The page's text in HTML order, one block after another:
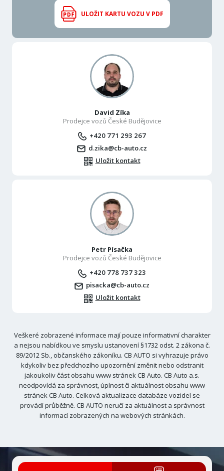
ULOŽIT KARTU VOZU V PDF
David Zíka
Prodejce vozů České Budějovice
+420 771 293 267
d.zika@cb-auto.cz
Uložit kontakt
Petr Písačka
Prodejce vozů České Budějovice
+420 778 737 323
pisacka@cb-auto.cz
Uložit kontakt
Veškeré zobrazené informace mají pouze informativní charakter
a nejsou nabídkou ve smyslu ustanovení §1732 odst. 2 zákona č.
89/2012 Sb., občanského zákoníku. CB AUTO si vyhrazuje právo
kdykoliv bez předchozího upozornění změnit nebo odstranit
jakoukoliv část obsahu www stránek CB Auto. CB Auto a.s.
neodpovídá za správnost, úplnost či aktuálnost obsahu www
stránek CB Auto. Celková aktualizace databáze vozidel se
provádí průběžně. CB AUTO neručí za aktuálnost a správnost
informací zobrazených na webových stránkách.